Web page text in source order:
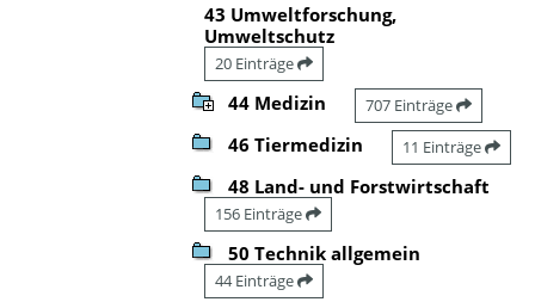
43 Umweltforschung,
Umweltschutz
20 Einträge
44 Medizin 707 Einträge
46 Tiermedizin 11 Einträge
48 Land- und Forstwirtschaft
156 Einträge
50 Technik allgemein
44 Einträge